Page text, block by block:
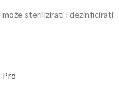
sterilizirati i dezinficirati
Pro